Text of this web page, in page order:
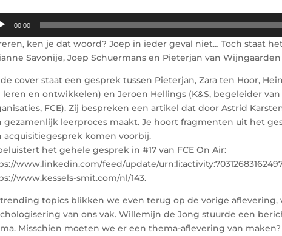
00:00
ken je dat woord? Joep in ieder geval niet… Toch staat
Savonije, Joep Schuermans en Pieterjan van Wijngaarden
cover staat een gesprek tussen Pieterjan, Zara ten Hoor,
leren en ontwikkelen) en Jeroen Hellings (K&S, begeleider
FCE). Zij bespreken een artikel dat door Astrid
gezamenlijk leerproces maakt. Je hoort fragmenten uit het
acquisitiegesprek komen voorbij.
het gehele gesprek in #17 van FCE On Air:
www.linkedin.com/feed/update/
www.kessels-smit.com/nl/143.
trending topics blikken we even terug op de vorige
van ons vak. Willemijn de Jong stuurde een
Misschien moeten we er een thema-aflevering van